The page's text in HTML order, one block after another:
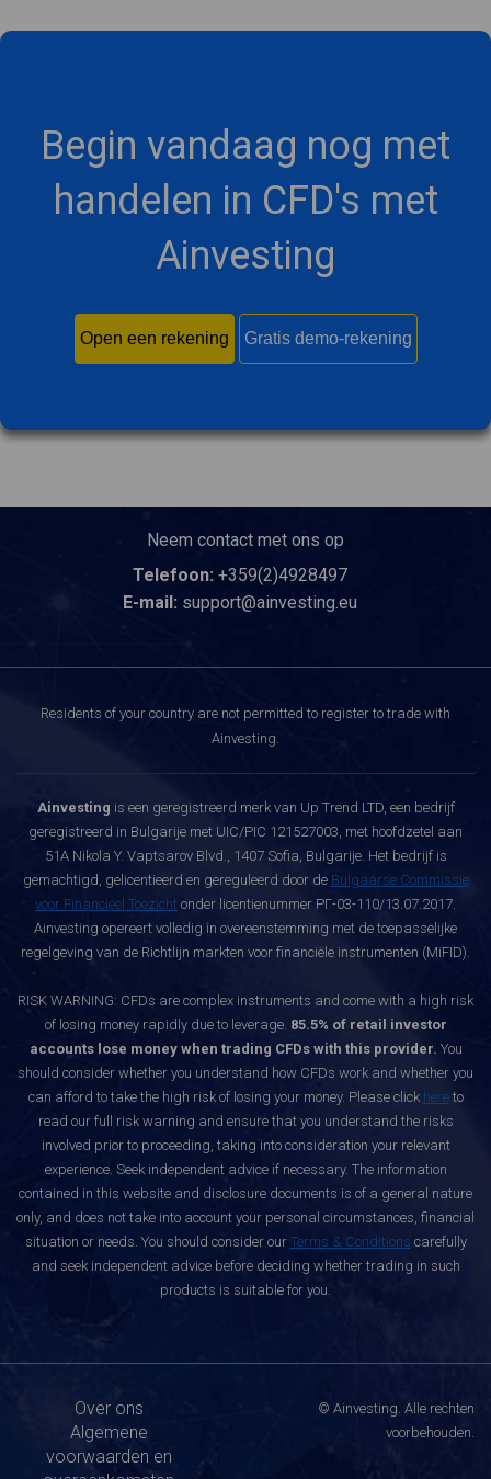
Begin vandaag nog met
handelen in CFD's met
Ainvesting
Open een rekening Gratis demo-rekening
Neem contact met ons op
Telefoon: +359(2)4928497
E-mail: support@ainvesting.eu
Residents of your country are not permitted to register to trade with
Ainvesting.
Ainvesting is een geregistreerd merk van Up Trend LTD, een bedrijf
geregistreerd in Bulgarije met UIC/PIC 121527003, met hoofdzetel aan
51A Nikola Y. Vaptsarov Blvd., 1407 Sofia, Bulgarije. Het bedrijf is
gemachtigd, gelicentieerd en gereguleerd door de Bulgaarse Commissie
voor Financieel Toezicht onder licentienummer РГ-03-110/13.07.2017.
Ainvesting opereert volledig in overeenstemming met de toepasselijke
regelgeving van de Richtlijn markten voor financiële instrumenten (MiFID).
RISK WARNING: CFDs are complex instruments and come with a high risk
of losing money rapidly due to leverage. 85.5% of retail investor
accounts lose money when trading CFDs with this provider. You
should consider whether you understand how CFDs work and whether you
can afford to take the high risk of losing your money. Please click hereto
read our full risk warning and ensure that you understand the risks
involved prior to proceeding, taking into consideration your relevant
experience. Seek independent advice if necessary. The information
contained in this website and disclosure documents is of a general nature
only, and does not take into account your personal circumstances, financial
situation or needs. You should consider our Terms & Conditions carefully
and seek independent advice before deciding whether trading in such
products is suitable for you.
Over ons
Algemene
voorwaarden en
© Ainvesting. Alle rechten
voorbehouden.